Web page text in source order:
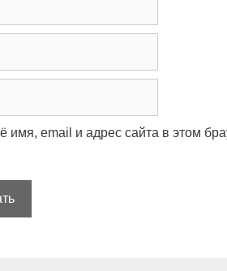
имя, email и адрес сайта в этом